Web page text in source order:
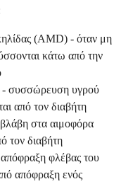
(AMD) - όταν μη
κάτω από την
- συσσώρευση υγρού
από τον διαβήτη
στα αιμοφόρα
τον διαβήτη
φλέβας του
απόφραξη ενός